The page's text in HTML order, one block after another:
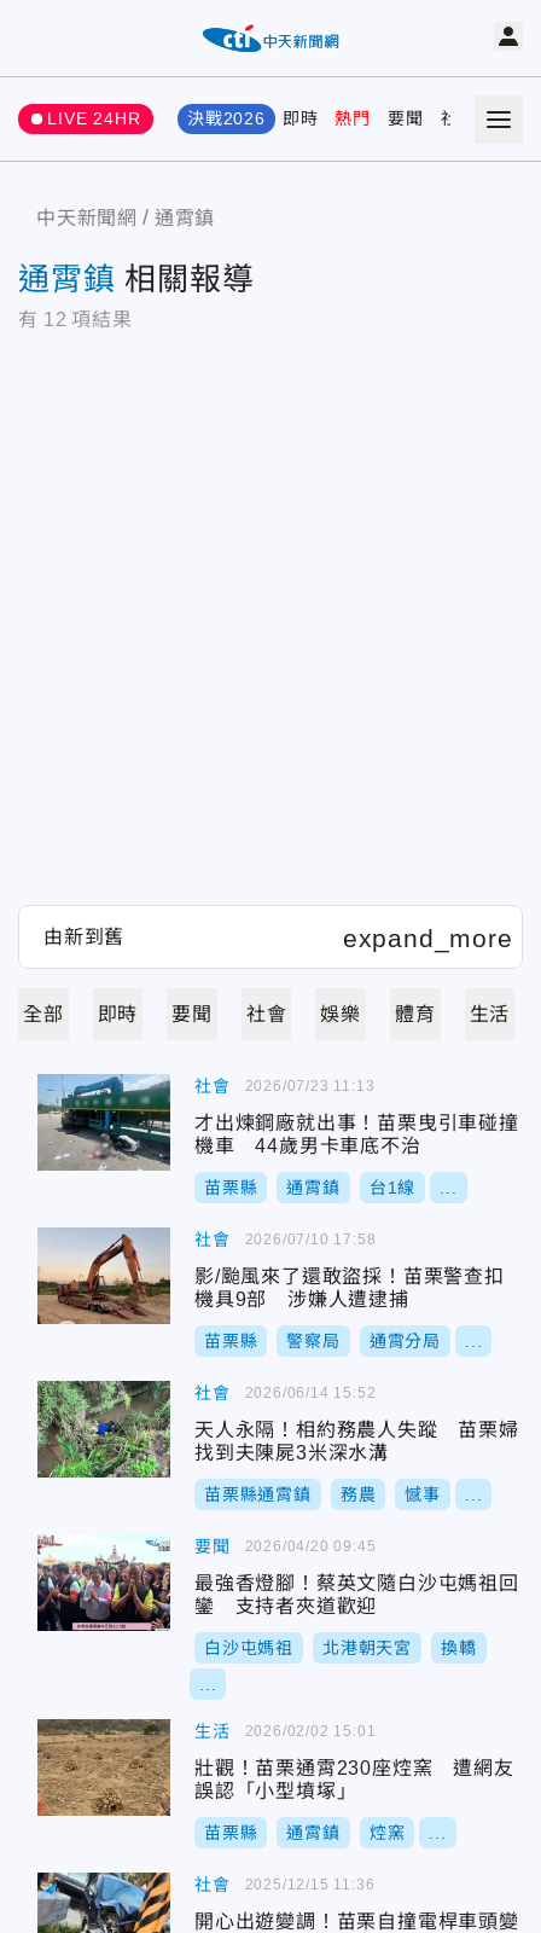
LIVE 24HR 決戰2026 即時 熱門 要聞 社會 娛樂
中天新聞網 通霄鎮
通霄鎮 相關報導
有 12 項結果
全部 即時 要聞 社會 娛樂 體育 生活
社會
才出煉鋼廠就出事！苗栗曳引車碰撞
機車 44歲男卡車底不治
苗栗縣 通霄鎮 台1線
2026/07/23 11:13
社會
影/颱風來了還敢盜採！苗栗警查扣
機具9部 涉嫌人遭逮捕
苗栗縣 警察局 通霄分局
2026/07/10 17:58
社會
天人永隔！相約務農人失蹤 苗栗婦
找到夫陳屍3米深水溝
苗栗縣通霄鎮 務農 憾事
2026/06/14 15:52
要聞
最強香燈腳！蔡英文隨白沙屯媽祖回
鑾 支持者夾道歡迎
白沙屯媽祖 北港朝天宮 換轎
2026/04/20 09:45
生活
壯觀！苗栗通霄230座焢窯 遭網友
誤認「小型墳塚」
苗栗縣 通霄鎮 焢窯
2026/02/02 15:01
社會
開心出遊變調！苗栗自撞電桿車頭變
2025/12/15 11:36